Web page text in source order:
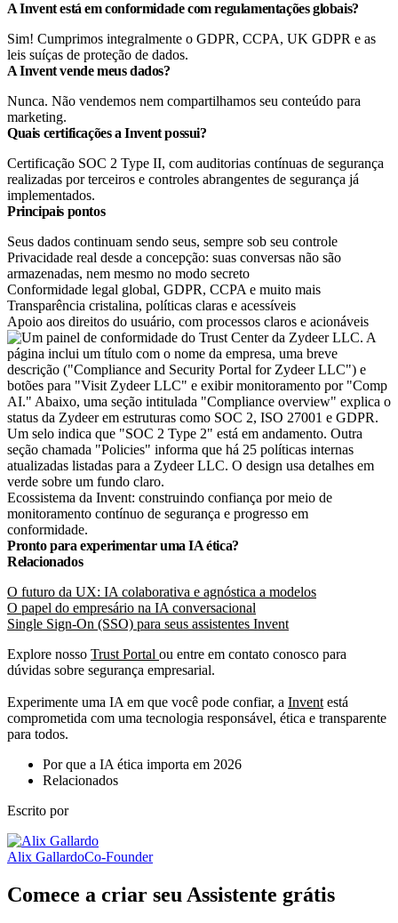
A Invent está em conformidade com regulamentações globais?
Sim! Cumprimos integralmente o GDPR, CCPA, UK GDPR e as
leis suíças de proteção de dados.
A Invent vende meus dados?
Nunca. Não vendemos nem compartilhamos seu conteúdo para
marketing.
Quais certificações a Invent possui?
Certificação SOC 2 Type II, com auditorias contínuas de segurança
realizadas por terceiros e controles abrangentes de segurança já
implementados.
Principais pontos
Seus dados continuam sendo seus, sempre sob seu controle
Privacidade real desde a concepção: suas conversas não são
armazenadas, nem mesmo no modo secreto
Conformidade legal global, GDPR, CCPA e muito mais
Transparência cristalina, políticas claras e acessíveis
Apoio aos direitos do usuário, com processos claros e acionáveis
Ecossistema da Invent: construindo confiança por meio de
monitoramento contínuo de segurança e progresso em
conformidade.
Pronto para experimentar uma IA ética?
Relacionados
O futuro da UX: IA colaborativa e agnóstica a modelos
O papel do empresário na IA conversacional
Single Sign-On (SSO) para seus assistentes Invent
Explore nosso Trust Portal ou entre em contato conosco para
dúvidas sobre segurança empresarial.
Experimente uma IA em que você pode confiar, a Invent está
comprometida com uma tecnologia responsável, ética e transparente
para todos.
Por que a IA ética importa em 2026
Relacionados
Escrito por
Alix GallardoCo-Founder
Comece a criar seu Assistente grátis